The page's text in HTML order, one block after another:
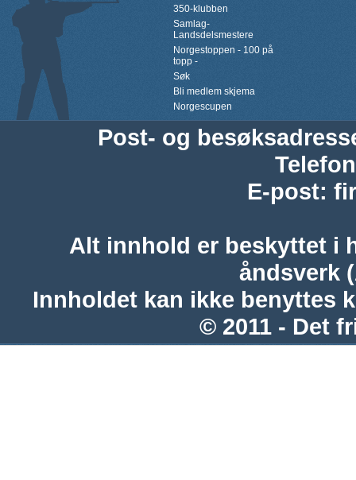
350-klubben
Samlag-
Landsdelsmestere
Norgestoppen - 100 på
topp -
Søk
Bli medlem skjema
Norgescupen
Post- og
Telefon
E-post:
Alt innhold er beskyttet i
åndsverk
Innholdet kan ikke benyttes
© 2011 - Det